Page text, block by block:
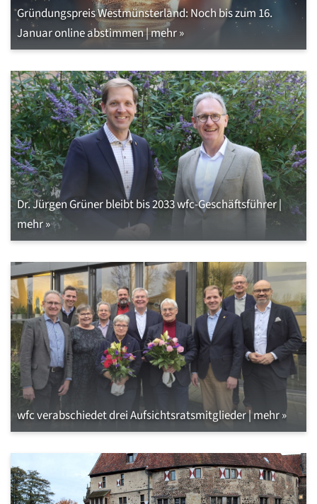
Gründungspreis Westmünsterland: Noch bis zum 16.
Januar online abstimmen | mehr »
Dr. Jürgen Grüner bleibt bis 2033 wfc-Geschäftsführer |
mehr »
wfc verabschiedet drei Aufsichtsratsmitglieder | mehr »